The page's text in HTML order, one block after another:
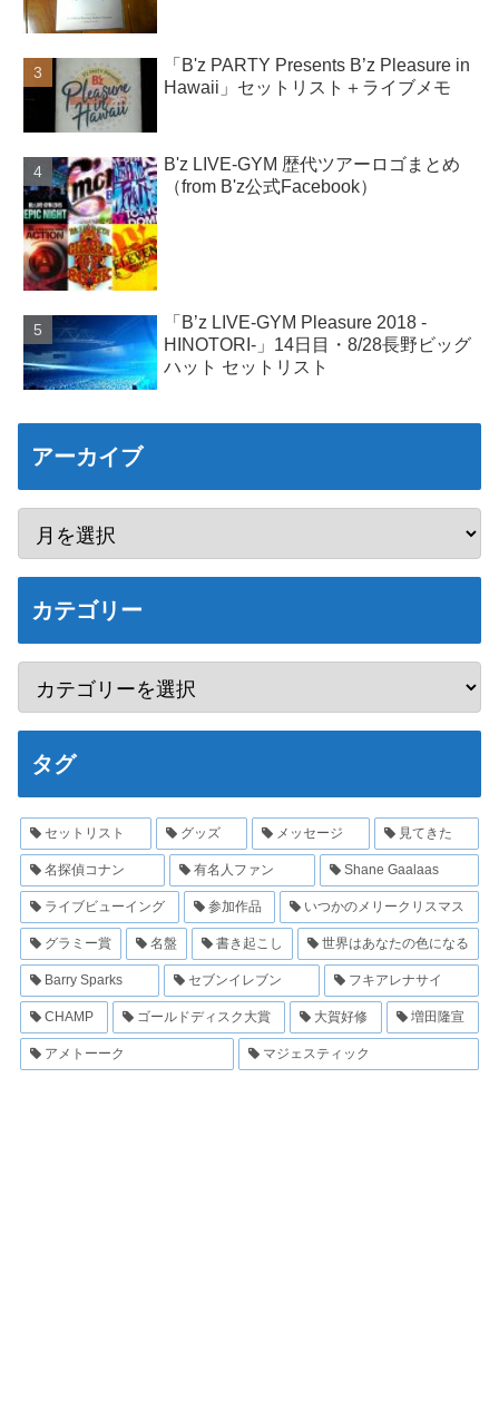
「B'z PARTY Presents B’z Pleasure in
Hawaii」セットリスト＋ライブメモ
B'z LIVE-GYM 歴代ツアーロゴまとめ
（from B'z公式Facebook）
「B’z LIVE-GYM Pleasure 2018 -
HINOTORI-」14日目・8/28長野ビッグ
ハット セットリスト
アーカイブ
カテゴリー
タグ
セットリスト グッズ メッセージ 見てきた
名探偵コナン 有名人ファン Shane Gaalaas
ライブビューイング 参加作品 いつかのメリークリスマス
グラミー賞 名盤 書き起こし 世界はあなたの色になる
Barry Sparks セブンイレブン フキアレナサイ
CHAMP ゴールドディスク大賞 大賀好修 増田隆宣
アメトーーク マジェスティック